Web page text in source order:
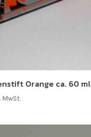
Orange ca. 60 ml
MwSt.